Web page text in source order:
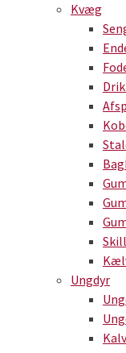
Kvæg
Ungdyr